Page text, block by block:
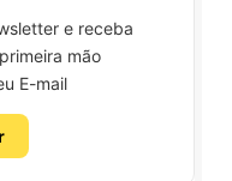
e receba
mão
E-mail